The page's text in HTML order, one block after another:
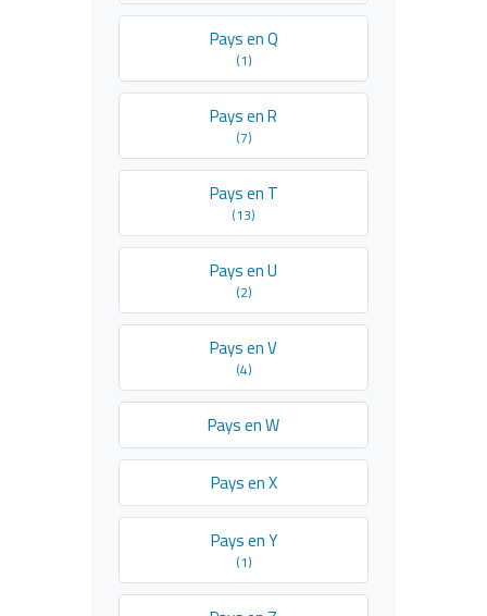
Pays en Q
(1)
Pays en R
(7)
Pays en T
(13)
Pays en U
(2)
Pays en V
(4)
Pays en W
Pays en X
Pays en Y
(1)